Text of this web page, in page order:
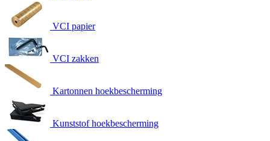
VCI papier
VCI zakken
Kartonnen hoekbescherming
Kunststof hoekbescherming